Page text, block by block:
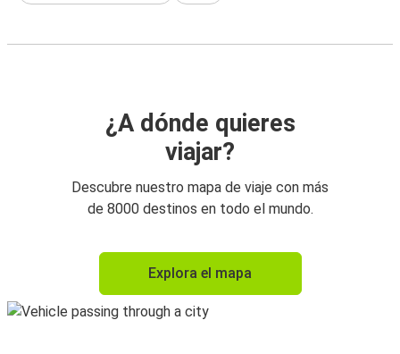
¿A dónde quieres
viajar?
Descubre nuestro mapa de viaje con más
de 8000 destinos en todo el mundo.
Explora el mapa